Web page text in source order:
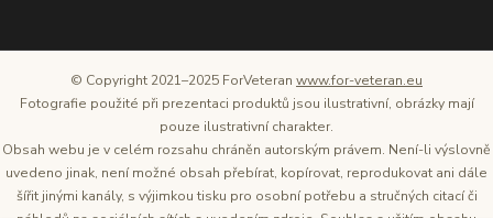
© Copyright 2021–2025 ForVeteran www.for-veteran.eu
Fotografie použité při prezentaci produktů jsou ilustrativní, obrázky mají
pouze ilustrativní charakter.
Obsah webu je v celém rozsahu chráněn autorským právem. Není-li výslovně
uvedeno jinak, není možné obsah přebírat, kopírovat, reprodukovat ani dále
šířit jinými kanály, s výjimkou tisku pro osobní potřebu a stručných citací či